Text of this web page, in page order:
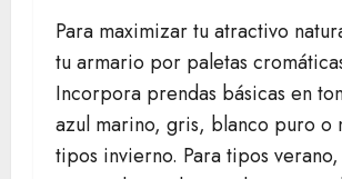
Para maximizar tu atractivo
tu armario por paletas
Incorpora prendas básicas en
azul marino, gris, blanco puro o
tipos invierno. Para tipos